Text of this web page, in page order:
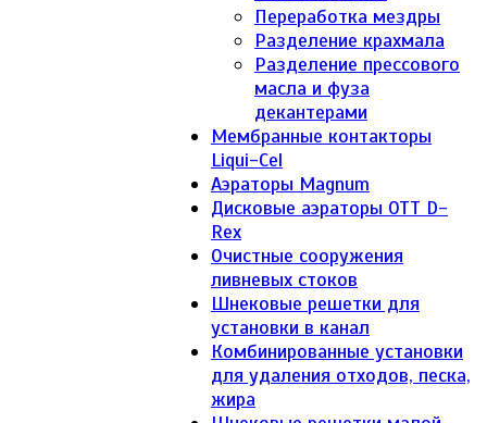
Переработка мездры
Разделение крахмала
Разделение прессового
масла и фуза
декантерами
Мембранные контакторы
Liqui-Cel
Аэраторы Magnum
Дисковые аэраторы ОТТ D-
Rex
Очистные сооружения
ливневых стоков
Шнековые решетки для
установки в канал
Комбинированные установки
для удаления отходов, песка,
жира